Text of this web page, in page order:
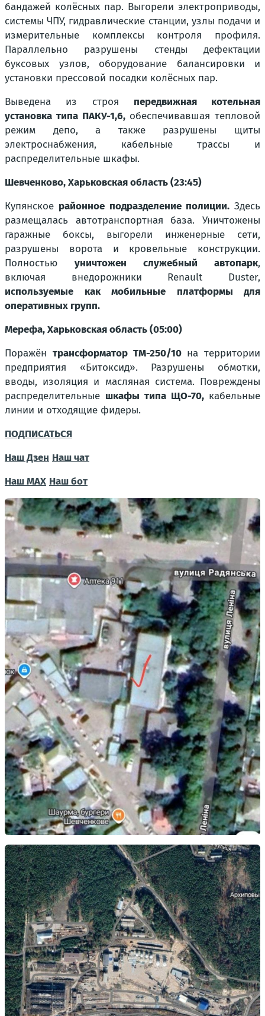
бандажей колёсных пар. Выгорели электроприводы,
системы ЧПУ, гидравлические станции, узлы подачи и
измерительные комплексы контроля профиля.
Параллельно разрушены стенды дефектации
буксовых узлов, оборудование балансировки и
установки прессовой посадки колёсных пар.
Выведена из строя передвижная котельная
установка типа ПАКУ-1,6,обеспечивавшая тепловой
режим депо, а также разрушены щиты
электроснабжения, кабельные трассы и
распределительные шкафы.
Шевченково, Харьковская область (23:45)
Купянское районное подразделение полиции.Здесь
размещалась автотранспортная база. Уничтожены
гаражные боксы, выгорели инженерные сети,
разрушены ворота и кровельные конструкции.
Полностью уничтожен служебный автопарк,
включая внедорожники Renault Duster,
используемые как мобильные платформы для
оперативных групп.
Мерефа, Харьковская область (05:00)
Поражён трансформатор ТМ-250/10 на территории
предприятия «Битоксид». Разрушены обмотки,
вводы, изоляция и масляная система. Повреждены
распределительные шкафы типа ЩО-70, кабельные
линии и отходящие фидеры.
ПОДПИСАТЬСЯ
Наш Дзен Наш чат
Наш МАХ Наш бот